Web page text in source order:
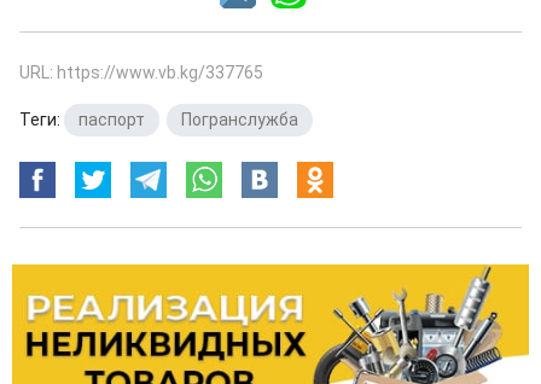
URL: https://www.vb.kg/337765
Теги: паспорт Погранслужба